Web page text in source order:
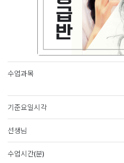
수업과목
기준요일시각
선생님
수업시간(분)